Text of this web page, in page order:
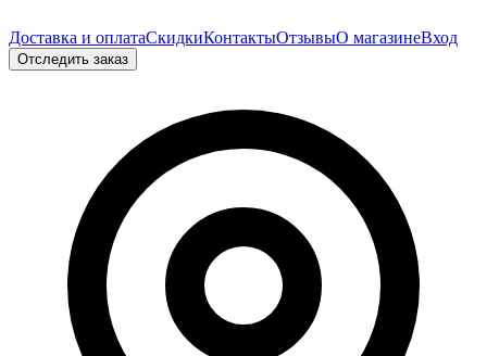
Доставка и оплатаСкидкиКонтактыОтзывыО магазинеВход
Отследить заказ